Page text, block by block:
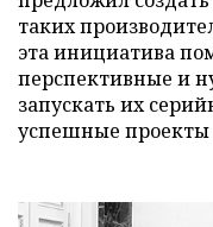
таких
эта инициатива
перспективные и
запускать их
успешные проекты